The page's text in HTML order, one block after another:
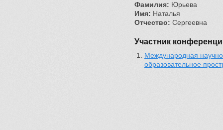
Фамилия: Юрьева
Имя: Наталья
Отчество: Сергеевна
Участник
Международная
образовательное